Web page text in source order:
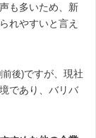
も多いため、新
れやすいと言え
前後)ですが、現社
であり、バリバ